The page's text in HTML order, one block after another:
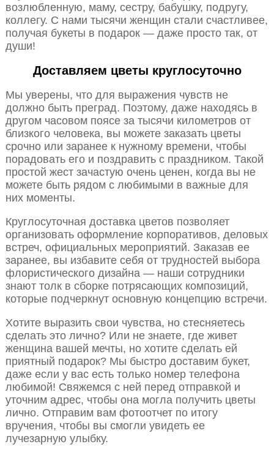
возлюбленную, маму, сестру, бабушку, подругу,
коллегу. С нами тысячи женщин стали счастливее,
получая букеты в подарок — даже просто так, от
души!
Доставляем цветы круглосуточно
Мы уверены, что для выражения чувств не
должно быть преград. Поэтому, даже находясь в
другом часовом поясе за тысячи километров от
близкого человека, вы можете заказать цветы
срочно или заранее к нужному времени, чтобы
порадовать его и поздравить с праздником. Такой
простой жест зачастую очень ценен, когда вы не
можете быть рядом с любимыми в важные для
них моменты.
Круглосуточная доставка цветов позволяет
организовать оформление корпоративов, деловых
встреч, официальных мероприятий. Заказав ее
заранее, вы избавите себя от трудностей выбора
флористического дизайна — наши сотрудники
знают толк в сборке потрясающих композиций,
которые подчеркнут основную концепцию встречи.
Хотите выразить свои чувства, но стесняетесь
сделать это лично? Или не знаете, где живет
женщина вашей мечты, но хотите сделать ей
приятный подарок? Мы быстро доставим букет,
даже если у вас есть только номер телефона
любимой! Свяжемся с ней перед отправкой и
уточним адрес, чтобы она могла получить цветы
лично. Отправим вам фотоотчет по итогу
вручения, чтобы вы смогли увидеть ее
лучезарную улыбку.